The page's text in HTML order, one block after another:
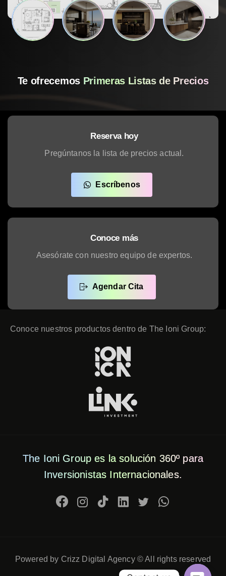
Te ofrecemosAcceso Exclusivo
Reserva hoy
Pregúntanos la lista de precios actual.
Escríbenos
Conoce más
Asesórate con nuestro equipo de expertos.
Agendar Cita
Conoce nuestros productos dentro de The Ioni Group:
The Ioni Group es la solución 360º para
Inversionistas Internacionales.
Powered by Crizz Digital Agency © All rights reserved